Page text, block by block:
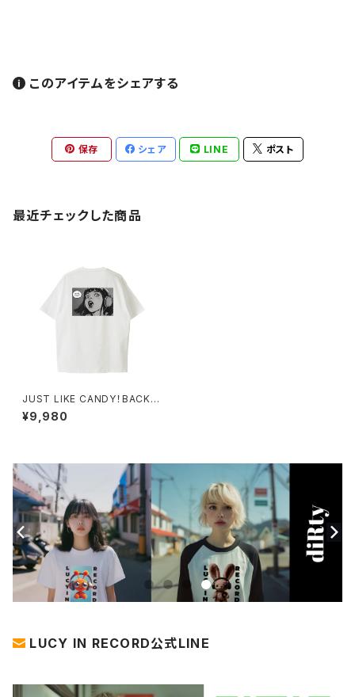
このアイテムをシェアする
保存 シェア LINE ポスト
最近チェックした商品
JUST LIKE CANDY！BACKビ
ッグTシャツ 1014-23022109
4
¥9,980
LUCY IN RECORD公式LINE